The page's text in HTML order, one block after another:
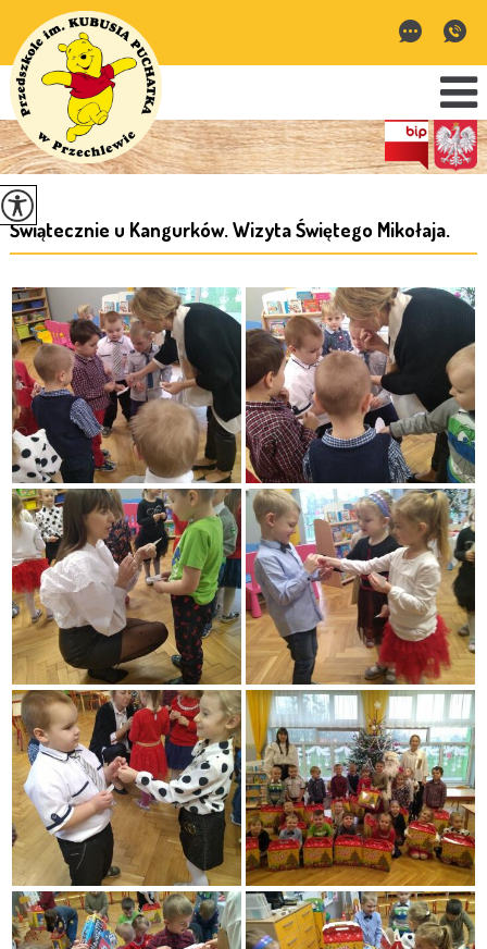
Świątecznie u Kangurków. Wizyta Świętego Mikołaja.